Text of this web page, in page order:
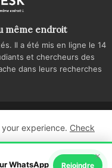
même endroit
Il a été mis en ligne le 14
et chercheurs des
dans leurs recherches
Regie publicitaire
experience. Check
×
WhatsApp Rejoindre